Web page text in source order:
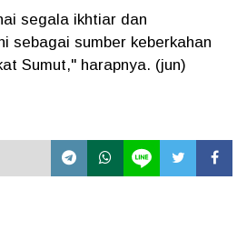
segala ikhtiar dan
sebagai sumber keberkahan
Sumut," harapnya. (jun)